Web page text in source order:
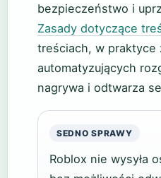
bezpieczeństwo i
Zasady dotyczące
treściach, w praktyce
automatyzujących
nagrywa i odtwarza
SEDNO SPRAWY
Roblox nie wysyła